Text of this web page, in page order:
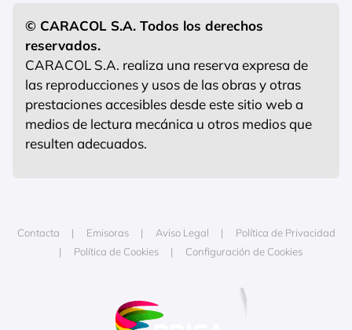
© CARACOL S.A. Todos los derechos
reservados.
CARACOL S.A. realiza una reserva expresa de
las reproducciones y usos de las obras y otras
prestaciones accesibles desde este sitio web a
medios de lectura mecánica u otros medios que
resulten adecuados.
Contacta Emisoras Aviso Legal
Política de Privacidad
Política de Cookies
Configuración de Cookies